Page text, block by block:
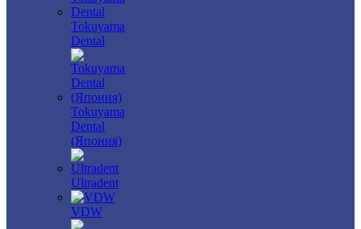
Tokuyama
Dental
Tokuyama
Dental
(Япония)
Ultradent
VDW